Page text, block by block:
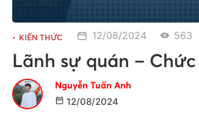
KIẾN THỨC 12/08/2024 563
Lãnh sự quán –
Nguyễn Tuấn Anh
12/08/2024